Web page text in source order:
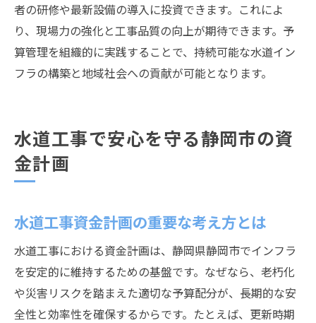
者の研修や最新設備の導入に投資できます。これによ
り、現場力の強化と工事品質の向上が期待できます。予
算管理を組織的に実践することで、持続可能な水道イン
フラの構築と地域社会への貢献が可能となります。
水道工事で安心を守る静岡市の資
金計画
水道工事資金計画の重要な考え方とは
水道工事における資金計画は、静岡県静岡市でインフラ
を安定的に維持するための基盤です。なぜなら、老朽化
や災害リスクを踏まえた適切な予算配分が、長期的な安
全性と効率性を確保するからです。たとえば、更新時期